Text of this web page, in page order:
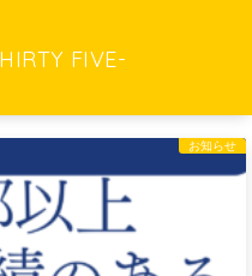
FIVE-
お知らせ